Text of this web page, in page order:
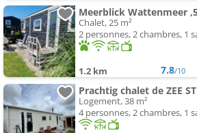
Chalet, 25 m²
2 personnes, 2 chambres, 1
1.2 km 7.8/10
Prachtig chalet de ZEE
Logement, 38 m²
4 personnes, 2 chambres, 1